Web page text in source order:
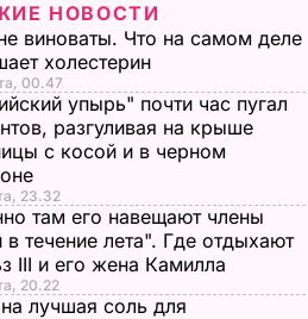
НОВОСТИ
виноваты. Что на самом деле
холестерин
00.47
упырь" почти час пугал
разгуливая на крыше
с косой и в черном
23.32
там его навещают члены
в течение лета". Где отдыхают
III и его жена Камилла
20.22
лучшая соль для